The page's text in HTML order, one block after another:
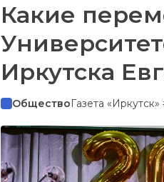
Какие
Иркутска
Общество Газета